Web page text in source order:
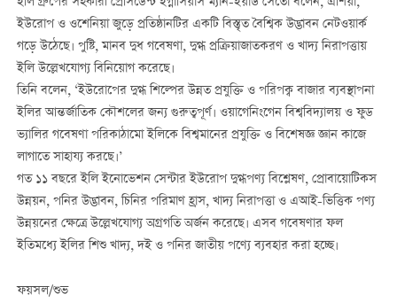
ইউরোপ ও ওশেনিয়া জুড়ে প্রতিষ্ঠানটির একটি বিস্তৃত বৈশ্বিক উদ্ভাবন নেটওয়ার্ক
গড়ে উঠেছে। পুষ্টি, মানব দুধ গবেষণা, দুগ্ধ প্রক্রিয়াজাতকরণ ও খাদ্য নিরাপত্তায়
ইলি উল্লেখযোগ্য বিনিয়োগ করেছে।
তিনি বলেন, ‘ইউরোপের দুগ্ধ শিল্পের উন্নত প্রযুক্তি ও পরিপক্ব বাজার ব্যবস্থাপনা
ইলির আন্তর্জাতিক কৌশলের জন্য গুরুত্বপূর্ণ। ওয়াগেনিংগেন বিশ্ববিদ্যালয় ও ফুড
ভ্যালির গবেষণা পরিকাঠামো ইলিকে বিশ্বমানের প্রযুক্তি ও বিশেষজ্ঞ জ্ঞান কাজে
লাগাতে সাহায্য করছে।’
গত ১১ বছরে ইলি ইনোভেশন সেন্টার ইউরোপ দুগ্ধপণ্য বিশ্লেষণ, প্রোবায়োটিকস
উন্নয়ন, পনির উদ্ভাবন, চিনির পরিমাণ হ্রাস, খাদ্য নিরাপত্তা ও এআই-ভিত্তিক পণ্য
উন্নয়নের ক্ষেত্রে উল্লেখযোগ্য অগ্রগতি অর্জন করেছে। এসব গবেষণার ফল
ইতিমধ্যে ইলির শিশু খাদ্য, দই ও পনির জাতীয় পণ্যে ব্যবহার করা হচ্ছে।
ফয়সল/শুভ